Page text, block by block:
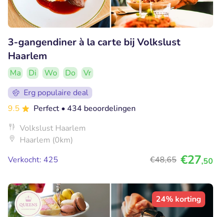
3-gangendiner à la carte bij Volkslust
Haarlem
Ma Di Wo Do
Vr
Erg populaire deal
9.5
Perfect • 434 beoordelingen
Volkslust Haarlem
Haarlem (0km)
Verkocht: 425
€48,65 €27,50
24% korting